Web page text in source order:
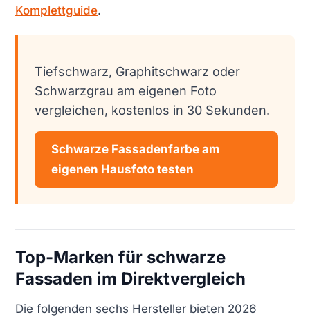
Komplettguide.
Tiefschwarz, Graphitschwarz oder
Schwarzgrau am eigenen Foto
vergleichen, kostenlos in 30 Sekunden.
Schwarze Fassadenfarbe am
eigenen Hausfoto testen
Top-Marken für schwarze
Fassaden im Direktvergleich
Die folgenden sechs Hersteller bieten 2026